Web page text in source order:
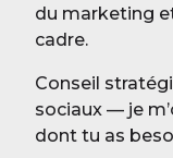
du marketing
cadre.
Conseil
sociaux — je
dont tu as